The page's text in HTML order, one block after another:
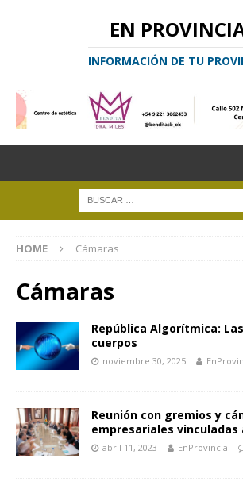
EN
INFORMACIÓN DE TU
HOME Cámaras
Cámaras
República Algorítmica:
cuerpos
noviembre 30, 2025
Reunión con gremios y
empresariales
abril 11, 2023 EnProvincia